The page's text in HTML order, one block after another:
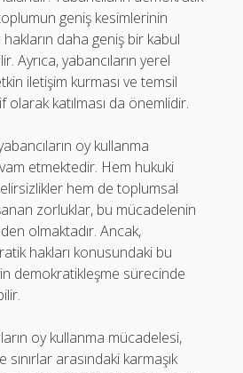
geniş kesimlerinin
daha geniş bir kabul
Ayrıca, yabancıların yerel
iletişim kurması ve temsil
katılması da önemlidir.
oy kullanma
etmektedir. Hem hukuki
hem de toplumsal
zorluklar, bu mücadelenin
olmaktadır. Ancak,
hakları konusundaki bu
demokratikleşme sürecinde
oy kullanma mücadelesi,
arasındaki karmaşık